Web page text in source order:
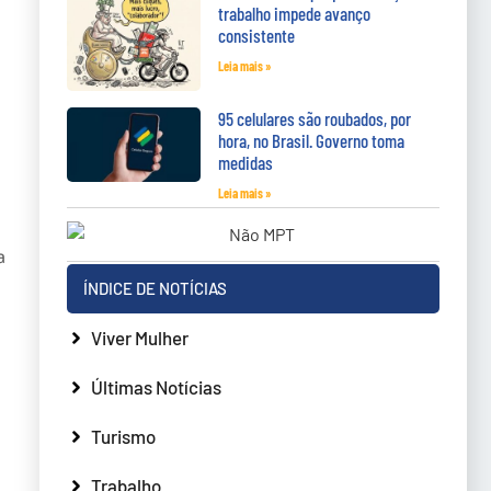
trabalho impede avanço
consistente
Leia mais »
95 celulares são roubados, por
hora, no Brasil. Governo toma
medidas
Leia mais »
ÍNDICE DE NOTÍCIAS
Viver Mulher
Últimas Notícias
Turismo
Trabalho